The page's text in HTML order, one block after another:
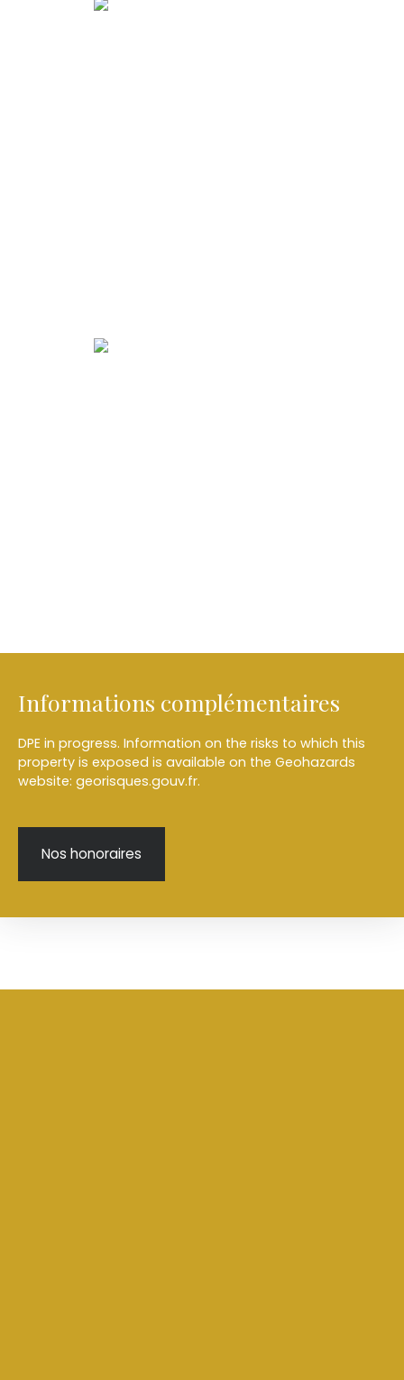
Informations complémentaires
DPE in progress. Information on the risks to which this
property is exposed is available on the Geohazards
website: georisques.gouv.fr.
Nos honoraires